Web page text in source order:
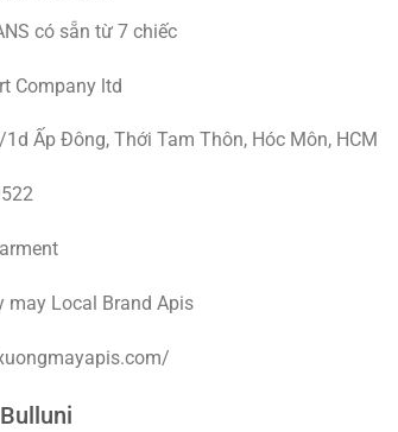
có sẵn từ 7 chiếc
Company ltd
Ấp Đông, Thới Tam Thôn, Hóc Môn, HCM
may Local Brand Apis